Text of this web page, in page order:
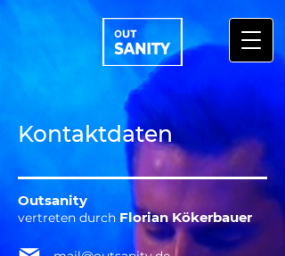
Kontaktdaten
Outsanity
vertreten durch Florian Kökerbauer